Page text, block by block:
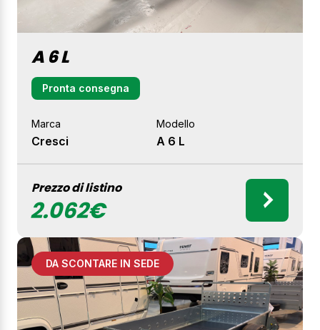
A 6 L
Pronta consegna
Marca
Cresci
Modello
A 6 L
Prezzo di listino
2.062€
DA SCONTARE IN SEDE